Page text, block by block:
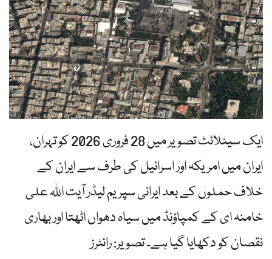
ایک سیٹلائٹ تصویر میں 28 فروری 2026 کو تہران،
ایران میں امریکہ اور اسرائیل کی طرف سے ایران کے
خلاف حملوں کے بعد ایرانی سپریم لیڈر آیت اللہ علی
خامنہ ای کے کمپاؤنڈ میں سیاہ دھواں اٹھتا اور بھاری
نقصان کو دکھایا گیا ہے۔ تصویر: رائٹرز